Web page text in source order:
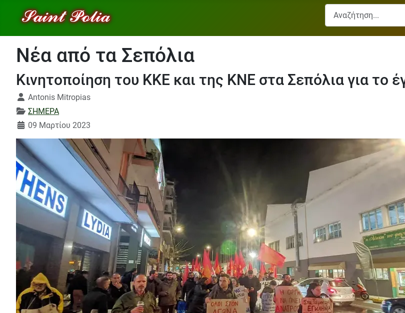
Αναζήτηση...
Νέα από τα Σεπόλια
Κινητοποίηση του ΚΚΕ και της ΚΝΕ στα Σεπόλια για το
Λεπτομέρειες
Antonis Mitropias
ΣΗΜΕΡΑ
09 Μαρτίου 2023